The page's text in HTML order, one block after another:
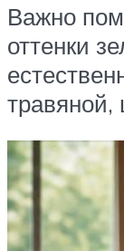
Важно
оттенки
травяной,